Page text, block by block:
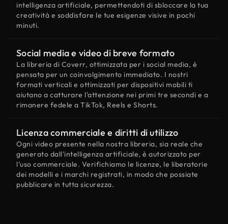
intelligenza artificiale, permettendoti di sbloccare la tua
creatività e soddisfare le tue esigenze visive in pochi
minuti.
Social media e video di breve formato
La libreria di Coverr, ottimizzata per i social media, è
pensata per un coinvolgimento immediato. I nostri
formati verticali e ottimizzati per dispositivi mobili ti
aiutano a catturare l'attenzione nei primi tre secondi e a
rimanere fedele a TikTok, Reels e Shorts.
Licenza commerciale e diritti di utilizzo
Ogni video presente nella nostra libreria, sia reale che
generato dall'intelligenza artificiale, è autorizzato per
l'uso commerciale. Verifichiamo le licenze, le liberatorie
dei modelli e i marchi registrati, in modo che possiate
pubblicare in tutta sicurezza.